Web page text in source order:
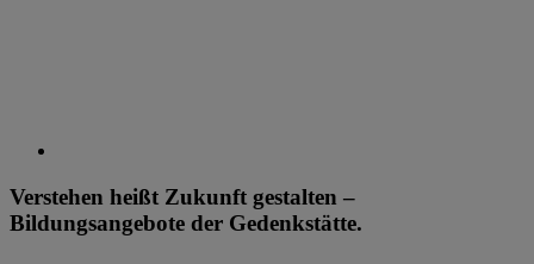
Verstehen heißt Zukunft gestalten –
Bildungsangebote der Gedenkstätte.